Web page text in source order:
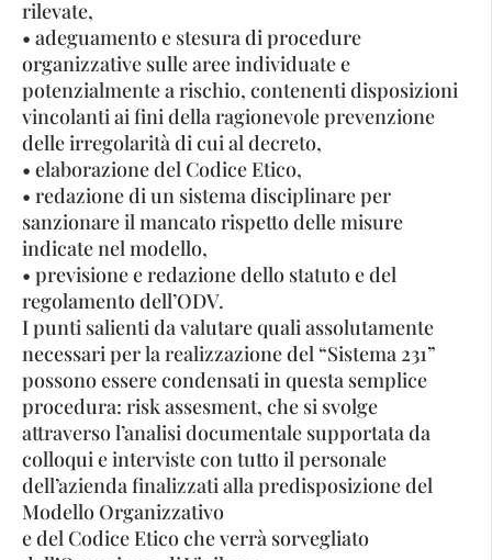
rilevate,
• adeguamento e stesura di procedure
organizzative sulle aree individuate e
potenzialmente a rischio, contenenti disposizioni
vincolanti ai fini della ragionevole prevenzione
delle irregolarità di cui al decreto,
• elaborazione del Codice Etico,
• redazione di un sistema disciplinare per
sanzionare il mancato rispetto delle misure
indicate nel modello,
• previsione e redazione dello statuto e del
regolamento dell’ODV.
I punti salienti da valutare quali assolutamente
necessari per la realizzazione del “Sistema 231”
possono essere condensati in questa semplice
procedura: risk assesment, che si svolge
attraverso l’analisi documentale supportata da
colloqui e interviste con tutto il personale
dell’azienda finalizzati alla predisposizione del
Modello Organizzativo
e del Codice Etico che verrà sorvegliato